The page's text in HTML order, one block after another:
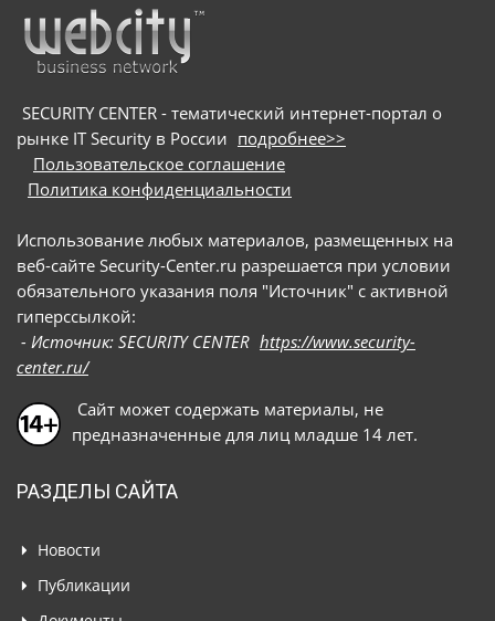
SECURITY CENTER - тематический интернет-портал о
рынке IT Security в России подробнее>>
Пользовательское соглашение
Политика конфиденциальности
Использование любых материалов, размещенных на
веб-сайте Security-Center.ru разрешается при условии
обязательного указания поля "Источник" с активной
гиперссылкой:
- Источник: SECURITY CENTER https://www.security-
center.ru/
Сайт может содержать материалы, не
предназначенные для лиц младше 14 лет.
РАЗДЕЛЫ САЙТА
Новости
Публикации